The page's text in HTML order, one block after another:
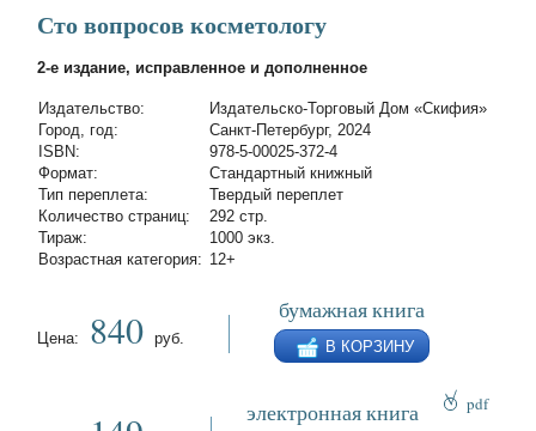
Сто вопросов косметологу
2-е издание, исправленное и дополненное
Издательство:
Издательско-Торговый Дом «Скифия»
Город, год:
Санкт-Петербург, 2024
ISBN:
978-5-00025-372-4
Формат:
Стандартный книжный
Тип переплета:
Твердый переплет
Количество страниц:
292 стр.
Тираж:
1000 экз.
Возрастная категория: 12+
Цена: 840 руб.
бумажная книга
В КОРЗИНУ
электронная книга
pdf